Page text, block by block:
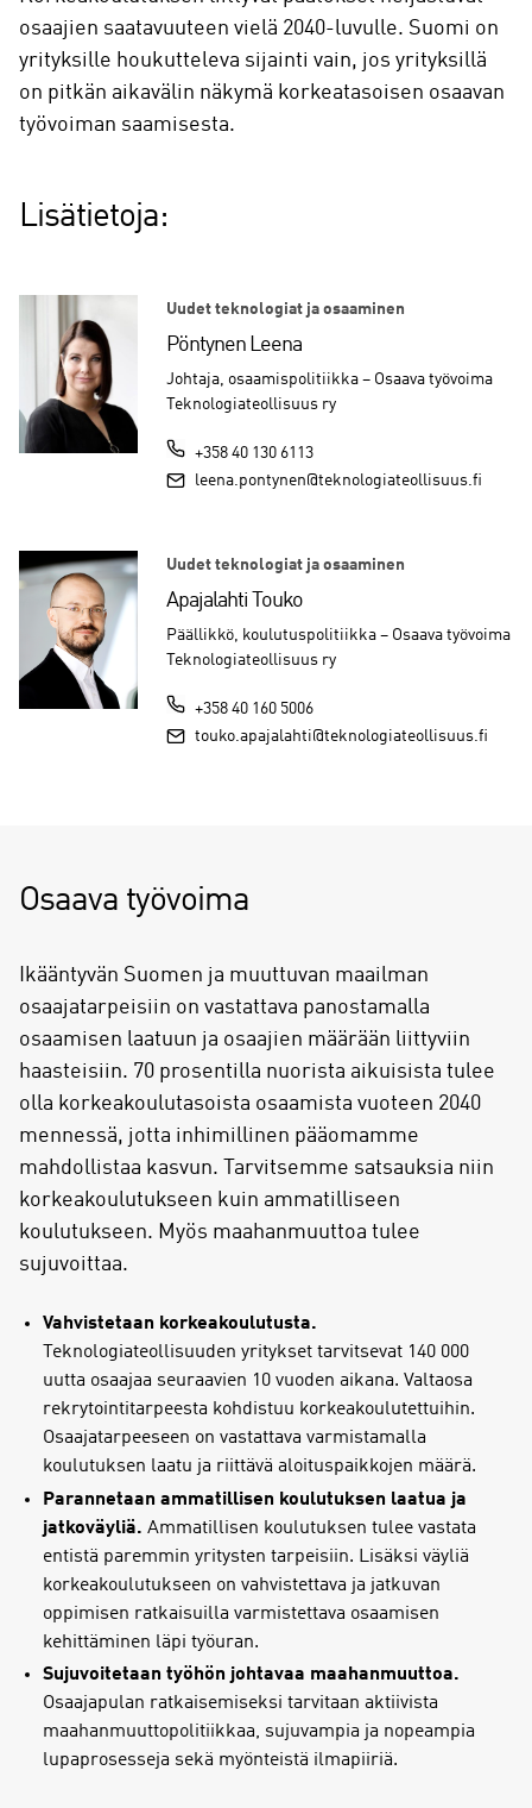
osaajien saatavuuteen vielä 2040-luvulle. Suomi on
yrityksille houkutteleva sijainti vain, jos yrityksillä
on pitkän aikavälin näkymä korkeatasoisen osaavan
työvoiman saamisesta.
Lisätietoja:
Uudet teknologiat ja osaaminen
Pöntynen Leena
Johtaja, osaamispolitiikka – Osaava työvoima
Teknologiateollisuus ry
+358 40 130 6113
leena.pontynen@teknologiateollisuus.fi
Uudet teknologiat ja osaaminen
Apajalahti Touko
Päällikkö, koulutuspolitiikka – Osaava työvoima
Teknologiateollisuus ry
+358 40 160 5006
touko.apajalahti@teknologiateollisuus.fi
Osaava työvoima
Ikääntyvän Suomen ja muuttuvan maailman
osaajatarpeisiin on vastattava panostamalla
osaamisen laatuun ja osaajien määrään liittyviin
haasteisiin. 70 prosentilla nuorista aikuisista tulee
olla korkeakoulutasoista osaamista vuoteen 2040
mennessä, jotta inhimillinen pääomamme
mahdollistaa kasvun. Tarvitsemme satsauksia niin
korkeakoulutukseen kuin ammatilliseen
koulutukseen. Myös maahanmuuttoa tulee
sujuvoittaa.
Vahvistetaan korkeakoulutusta.
Teknologiateollisuuden yritykset tarvitsevat 140 000
uutta osaajaa seuraavien 10 vuoden aikana. Valtaosa
rekrytointitarpeesta kohdistuu korkeakoulutettuihin.
Osaajatarpeeseen on vastattava varmistamalla
koulutuksen laatu ja riittävä aloituspaikkojen määrä.
Parannetaan ammatillisen koulutuksen laatua ja
jatkoväyliä. Ammatillisen koulutuksen tulee vastata
entistä paremmin yritysten tarpeisiin. Lisäksi väyliä
korkeakoulutukseen on vahvistettava ja jatkuvan
oppimisen ratkaisuilla varmistettava osaamisen
kehittäminen läpi työuran.
Sujuvoitetaan työhön johtavaa maahanmuuttoa.
Osaajapulan ratkaisemiseksi tarvitaan aktiivista
maahanmuuttopolitiikkaa, sujuvampia ja nopeampia
lupaprosesseja sekä myönteistä ilmapiiriä.